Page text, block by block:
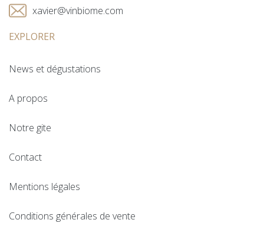
xavier@vinbiome.com
EXPLORER
News et dégustations
A propos
Notre gite
Contact
Mentions légales
Conditions générales de vente